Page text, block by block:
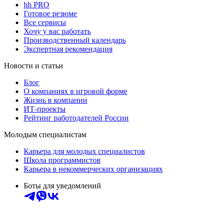
hh PRO
Готовое резюме
Все сервисы
Хочу у вас работать
Производственный календарь
Экспертная рекомендация
Новости и статьи
Блог
О компаниях в игровой форме
Жизнь в компании
ИТ-проекты
Рейтинг работодателей России
Молодым специалистам
Карьера для молодых специалистов
Школа программистов
Карьера в некоммерческих организациях
Боты для уведомлений